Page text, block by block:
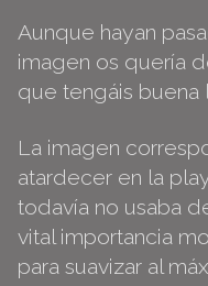
Aunque hayan
imagen os quería
que tengáis buena
La imagen
atardecer en la
todavía no usaba
vital importancia
para suavizar al